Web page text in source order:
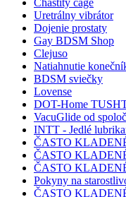
Uretrálny vibrátor
Dojenie prostaty
Gay BDSM Shop
Clejuso
Natiahnutie
BDSM sviečky
Lovense
DOT-Home
VacuGlide od
INTT - Jedlé
ČASTO
ČASTO
ČASTO
Pokyny na
ČASTO